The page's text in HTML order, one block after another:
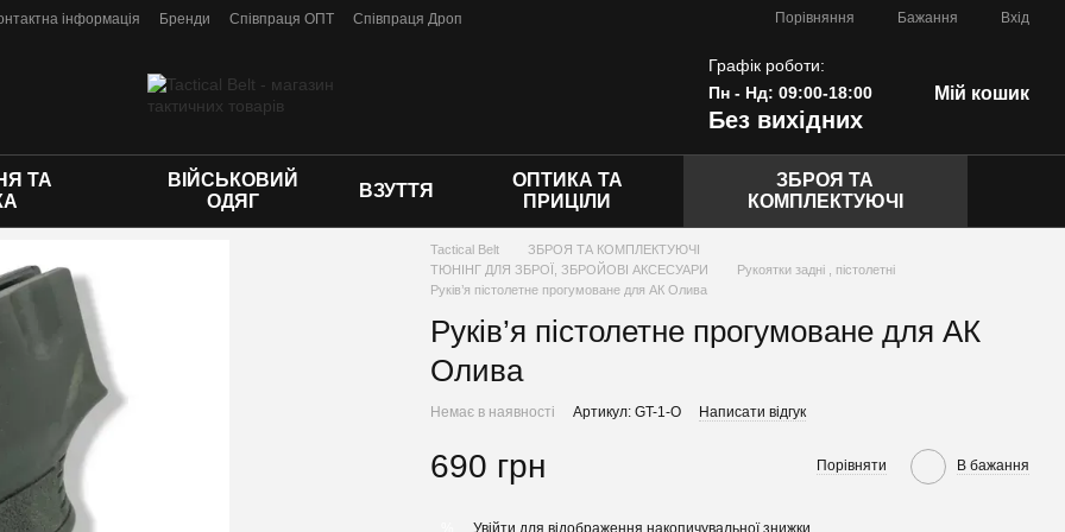
інформація Бренди Співпраця ОПТ
Співпраця Дроп
Порівняння Бажання Вхід
Графік роботи:
Пн - Нд: 09:00-18:00
Без вихідних
Мій кошик
ТА
ВІЙСЬКОВИЙ
ОДЯГ
ВЗУТТЯ
ОПТИКА ТА
ПРИЦІЛИ
ЗБРОЯ ТА
КОМПЛЕКТУЮЧІ
Tactical Belt
ЗБРОЯ ТА КОМПЛЕКТУЮЧІ
ТЮНІНГ ДЛЯ ЗБРОЇ, ЗБРОЙОВІ АКСЕСУАРИ
Рукоятки задні , пістолетні
Руків’я пістолетне прогумоване для АК Олива
Руків’я пістолетне прогумоване для АК
Олива
Немає в наявності Артикул: GT-1-O Написати відгук
690 грн Порівняти В бажання
Увійти для відображення накопичувальної знижки